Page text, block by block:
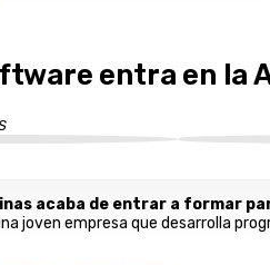
entra en la
acaba de entrar a formar
joven empresa que desarrolla